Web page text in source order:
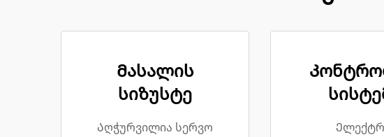
Მასალის
სიზუსტე
Აღჭურვილია სერვო